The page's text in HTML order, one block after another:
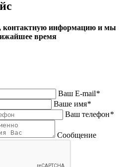
контактную информацию и мы
время
Ваш E-mail*
Ваше имя*
Ваш телефон*
Сообщение